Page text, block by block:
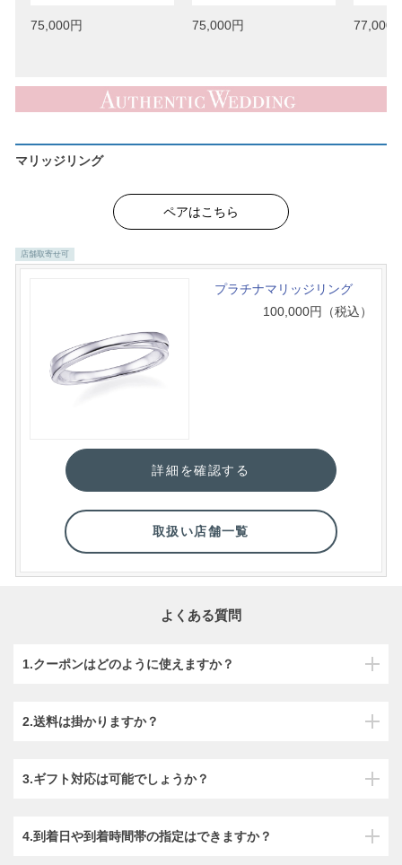
75,000円 75,000円 77,000
マリッジリング
ペアはこちら
店舗取寄せ可
プラチナマリッジリング
100,000円（税込）
詳細を確認する
取扱い店舗一覧
よくある質問
1.クーポンはどのように使えますか？
2.送料は掛かりますか？
3.ギフト対応は可能でしょうか？
4.到着日や到着時間帯の指定はできますか？